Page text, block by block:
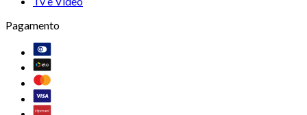
Pagamento